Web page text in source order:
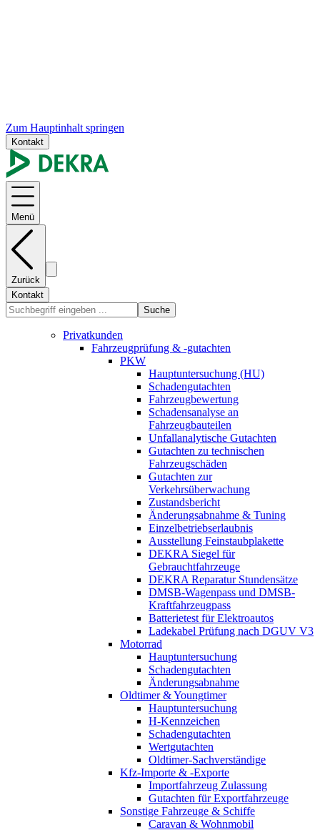
Zum Hauptinhalt springen
Kontakt
Menü
Zurück
Kontakt
Suche
Privatkunden
Fahrzeugprüfung & -gutachten
PKW
Hauptuntersuchung (HU)
Schadengutachten
Fahrzeugbewertung
Schadensanalyse an
Fahrzeugbauteilen
Unfallanalytische Gutachten
Gutachten zu technischen
Fahrzeugschäden
Gutachten zur
Verkehrsüberwachung
Zustandsbericht
Änderungsabnahme & Tuning
Einzelbetriebserlaubnis
Ausstellung Feinstaubplakette
DEKRA Siegel für
Gebrauchtfahrzeuge
DEKRA Reparatur Stundensätze
DMSB-Wagenpass und DMSB-
Kraftfahrzeugpass
Batterietest für Elektroautos
Ladekabel Prüfung nach DGUV V3
Motorrad
Hauptuntersuchung
Schadengutachten
Änderungsabnahme
Oldtimer & Youngtimer
Hauptuntersuchung
H-Kennzeichen
Schadengutachten
Wertgutachten
Oldtimer-Sachverständige
Kfz-Importe & -Exporte
Importfahrzeug Zulassung
Gutachten für Exportfahrzeuge
Sonstige Fahrzeuge & Schiffe
Caravan & Wohnmobil